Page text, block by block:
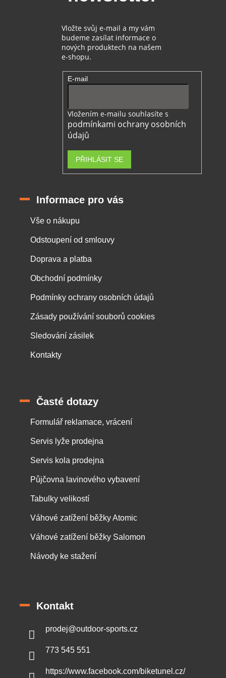
ý
p
i
Vložte svůj e-mail a my vám
budeme zasílat informace o
nových produktech na našem
e-shopu.
E-mail
Vložením e-mailu souhlasíte s
podmínkami ochrany osobních
údajů
PŘIHLÁSIT SE
Informace pro vás
Vše o nákupu
Odstoupení od smlouvy
Doprava a platba
Obchodní podmínky
Podmínky ochrany osobních údajů
Zásady používání souborů cookies
Sledování zásilek
Kontakty
Časté dotazy
Formulář reklamace, vrácení
Servis lyže prodejna
Servis kola prodejna
Půjčovna lavinového vybavení
Tabulky velikostí
Váhové zatížení běžky Atomic
Váhové zatížení běžky Salomon
Návody ke stažení
Kontakt
prodej@outdoor-sports.cz
773 545 551
https://www.facebook.com/biketunel.cz/